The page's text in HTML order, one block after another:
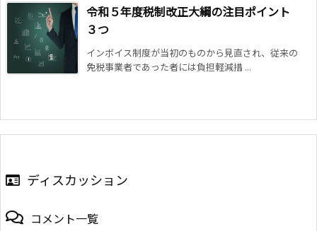
令和５年度税制改正大綱の注目ポイント
３つ
インボイス制度が当初のものから見直され、従来の
免税事業者であった者には負担軽減措 ...
ディスカッション
コメント一覧